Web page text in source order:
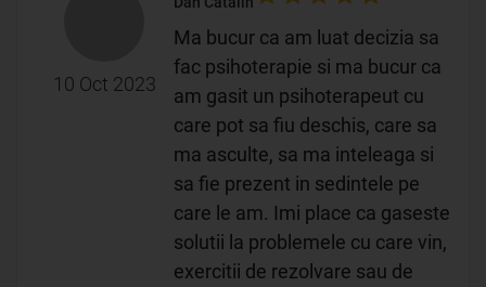
10 Oct 2023
Ma bucur ca am luat decizia sa
fac psihoterapie si ma bucur ca
am gasit un psihoterapeut cu
care pot sa fiu deschis, care sa
ma asculte, sa ma inteleaga si
sa fie prezent in sedintele pe
care le am. Imi place ca gaseste
solutii la problemele cu care vin,
exercitii de rezolvare sau de